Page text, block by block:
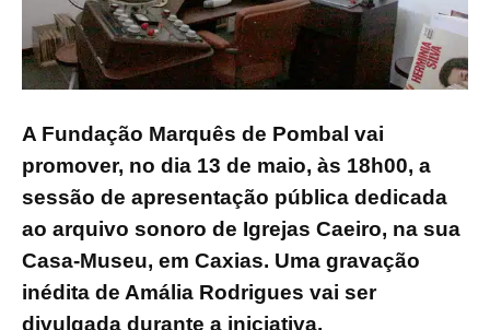
A Fundação Marquês de Pombal vai
promover, no dia 13 de maio, às 18h00, a
sessão de apresentação pública dedicada
ao arquivo sonoro de Igrejas Caeiro, na sua
Casa-Museu, em Caxias. Uma gravação
inédita de Amália Rodrigues vai ser
divulgada durante a iniciativa.